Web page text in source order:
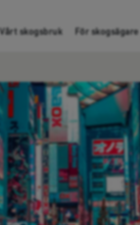
Vårt skogsbruk För skogsägare